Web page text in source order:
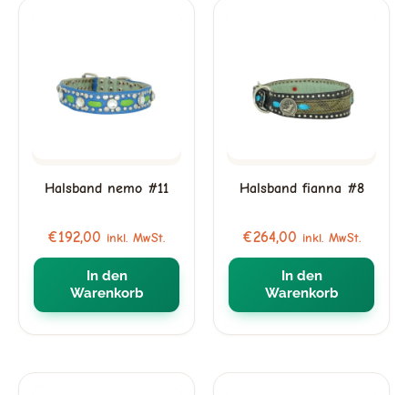
Halsband nemo #11
€192,00 inkl. MwSt.
In den
Warenkorb
Halsband fianna #8
€264,00 inkl. MwSt.
In den
Warenkorb